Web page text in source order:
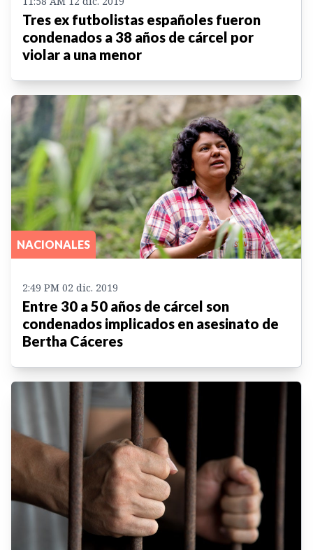
Tres ex futbolistas españoles fueron
condenados a 38 años de cárcel por
violar a una menor
NACIONALES
2:49 PM 02 dic. 2019
Entre 30 a 50 años de cárcel son
condenados implicados en asesinato de
Bertha Cáceres